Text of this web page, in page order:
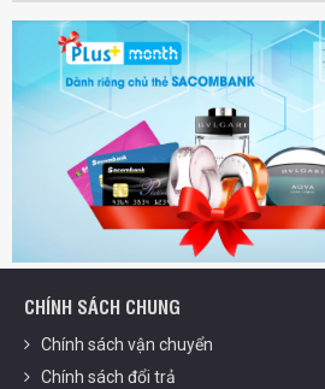
CHÍNH SÁCH CHUNG
Chính sách vận chuyển
Chính sách đổi trả